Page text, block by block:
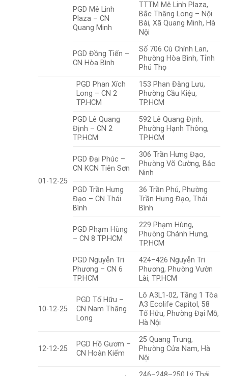
PGD Mê Linh
Plaza – CN
Quang Minh
TTTM Mê Linh Plaza,
Bắc Thăng Long – Nội
Bài, Xã Quang Minh, Hà
Nội
PGD Đồng Tiến –
CN Hòa Bình
Số 706 Cù Chính Lan,
Phường Hòa Bình, Tỉnh
Phú Thọ
01-12-25
PGD Phan Xích
Long – CN 2
TP.HCM
153 Phan Đăng Lưu,
Phường Cầu Kiệu,
TP.HCM
PGD Lê Quang
Định – CN 2
TP.HCM
592 Lê Quang Định,
Phường Hạnh Thông,
TP.HCM
PGD Đại Phúc –
CN KCN Tiên Sơn
306 Trần Hưng Đạo,
Phường Võ Cường, Bắc
Ninh
PGD Trần Hưng
Đạo – CN Thái
Bình
36 Trần Phú, Phường
Trần Hưng Đạo, Thái
Bình
PGD Phạm Hùng
– CN 8 TP.HCM
229 Phạm Hùng,
Phường Chánh Hưng,
TP.HCM
PGD Nguyễn Tri
Phương – CN 6
TP.HCM
424–426 Nguyễn Tri
Phương, Phường Vườn
Lài, TP.HCM
10-12-25
PGD Tố Hữu –
CN Nam Thăng
Long
Lô A3L1-02, Tầng 1 Tòa
A3 Ecolife Capitol, 58
Tố Hữu, Phường Đại Mỗ,
Hà Nội
12-12-25
PGD Hồ Gươm –
CN Hoàn Kiếm
25 Quang Trung,
Phường Cửa Nam, Hà
Nội